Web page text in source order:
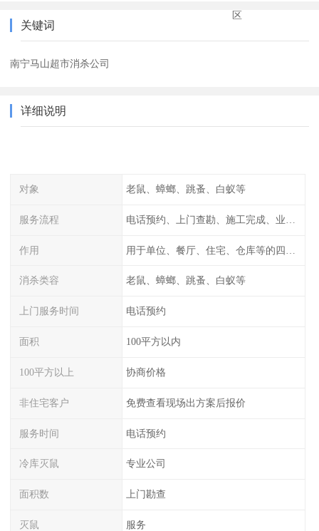
区
关键词
南宁马山超市消杀公司
详细说明
对象 老鼠、蟑螂、跳蚤、白蚁等
服务流程
作用
消杀类容 老鼠、蟑螂、跳蚤、白蚁等
上门服务时间 电话预约
面积 100平方以内
100平方以上 协商价格
非住宅客户 免费查看现场出方案后报价
服务时间 电话预约
冷库灭鼠 专业公司
面积数 上门勘查
灭鼠 服务